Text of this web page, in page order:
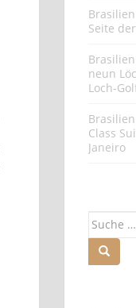
Seite
neun
Loch-
Class
Janeiro